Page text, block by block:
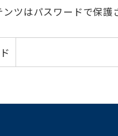
ンツはパスワードで保